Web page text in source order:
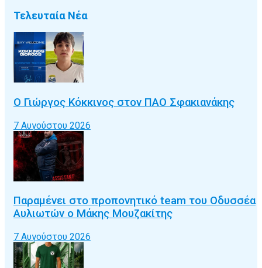
Τελευταία Νέα
Ο Γιώργος Κόκκινος στον ΠΑΟ Σφακιανάκης
7 Αυγούστου 2026
Παραμένει στο προπονητικό team του Οδυσσέα
Αυλιωτών ο Μάκης Μουζακίτης
7 Αυγούστου 2026